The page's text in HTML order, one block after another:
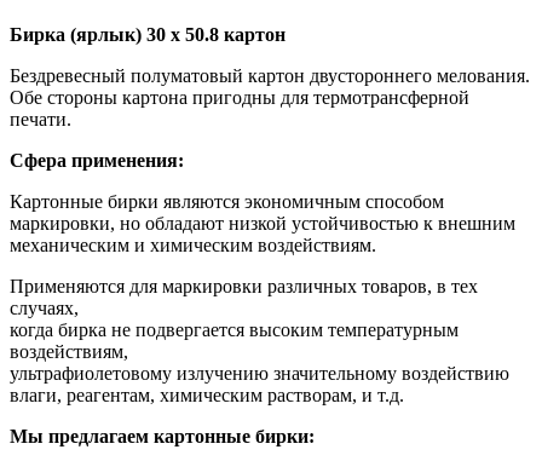
Бирка (ярлык) 30 x 50.8 картон
Бездревесный полуматовый картон двустороннего мелования.
Обе стороны картона пригодны для термотрансферной
печати.
Сфера применения:
Картонные бирки являются экономичным способом
маркировки, но обладают низкой устойчивостью к внешним
механическим и химическим воздействиям.
Применяются для маркировки различных товаров, в тех
случаях,
когда бирка не подвергается высоким температурным
воздействиям,
ультрафиолетовому излучению значительному воздействию
влаги, реагентам, химическим растворам, и т.д.
Мы предлагаем картонные бирки: